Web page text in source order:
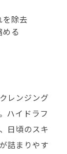
除去
る
レンジング
ハイドラフ
日頃のスキ
詰まりやす